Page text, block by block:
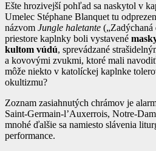
Ešte hrozivejší pohľad sa naskytol v
Umelec Stéphane Blanquet tu
názvom Jungle haletante
priestore kaplnky boli vystavené
kultom vúdú, sprevádzané
a kovovými zvukmi, ktoré mali
môže niekto v katolíckej kaplnke
okultizmu?
Zoznam zasiahnutých chrámov je
Saint-Germain-l’Auxerrois, Notre-
mnohé ďalšie sa namiesto slávenia
performance.